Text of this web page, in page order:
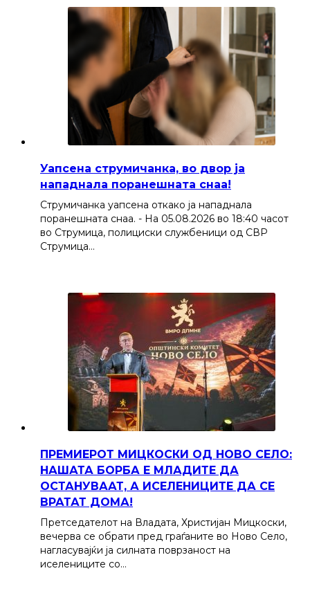
Уапсена струмичанка, во двор ја
нападнала поранешната снаа!
Струмичанка уапсена откако ја нападнала
поранешната снаа. - На 05.08.2026 во 18:40 часот
во Струмица, полициски службеници од СВР
Струмица…
ПРЕМИЕРОТ МИЦКОСКИ ОД НОВО СЕЛО:
НАШАТА БОРБА Е МЛАДИТЕ ДА
ОСТАНУВААТ, А ИСЕЛЕНИЦИТЕ ДА СЕ
ВРАТАТ ДОМА!
Претседателот на Владата, Христијан Мицкоски,
вечерва се обрати пред граѓаните во Ново Село,
нагласувајќи ја силната поврзаност на
иселениците со…